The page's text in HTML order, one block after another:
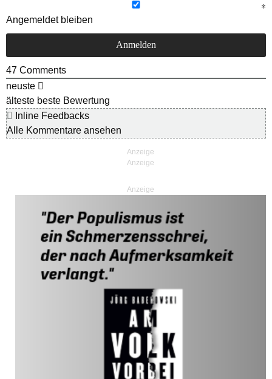
Angemeldet bleiben
47 Comments
neuste
älteste beste Bewertung
Inline Feedbacks
Alle Kommentare ansehen
Anzeige